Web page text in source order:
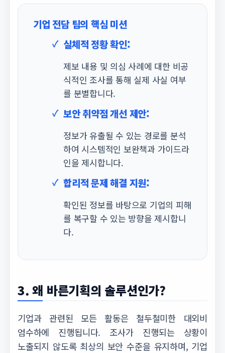
기업 전담 팀의 핵심 미션
실체적 정황 확인:
제보 내용 및 의심 사례에 대한 비공
식적인 조사를 통해 실제 사실 여부
를 분별합니다.
보안 취약점 개선 제안:
정보가 유출될 수 있는 경로를 분석
하여 시스템적인 보완책과 가이드라
인을 제시합니다.
합리적 문제 해결 지원:
확인된 정보를 바탕으로 기업의 피해
를 복구할 수 있는 방향을 제시합니
다.
3. 왜 바른기획의 솔루션인가?
기업과 관련된 모든 활동은 철두철미한 대외비
엄수하에 진행됩니다. 조사가 진행되는 상황이
노출되지 않도록 최상의 보안 수준을 유지하며, 기업